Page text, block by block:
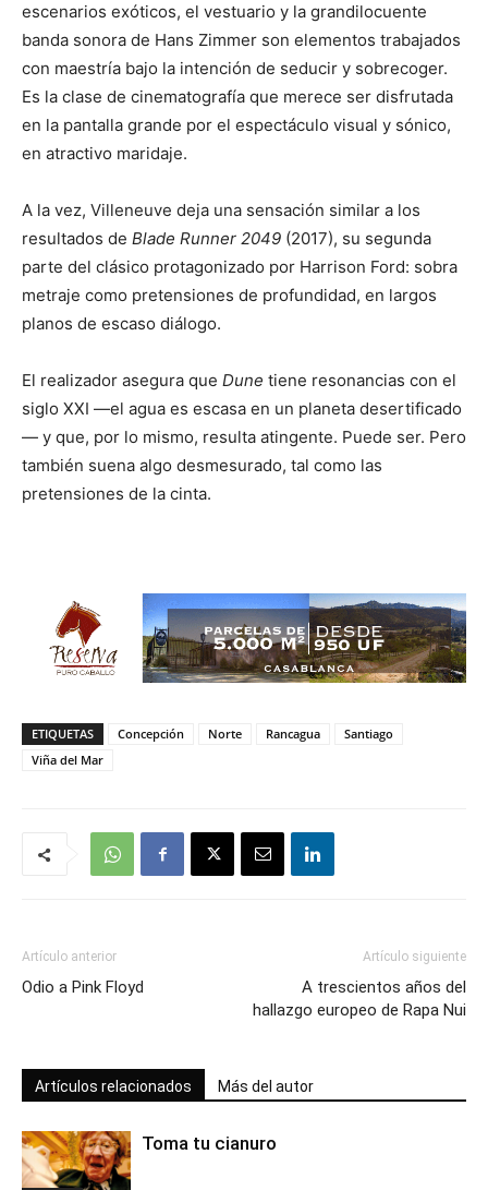
escenarios exóticos, el vestuario y la grandilocuente
banda sonora de Hans Zimmer son elementos trabajados
con maestría bajo la intención de seducir y sobrecoger.
Es la clase de cinematografía que merece ser disfrutada
en la pantalla grande por el espectáculo visual y sónico,
en atractivo maridaje.
A la vez, Villeneuve deja una sensación similar a los
resultados de Blade Runner 2049 (2017), su segunda
parte del clásico protagonizado por Harrison Ford: sobra
metraje como pretensiones de profundidad, en largos
planos de escaso diálogo.
El realizador asegura que Dune tiene resonancias con el
siglo XXI —el agua es escasa en un planeta desertificado
— y que, por lo mismo, resulta atingente. Puede ser. Pero
también suena algo desmesurado, tal como las
pretensiones de la cinta.
ETIQUETAS Concepción Norte Rancagua
Santiago
Viña del Mar
Artículo anterior
Odio a Pink Floyd
Artículo siguiente
A trescientos años del
hallazgo europeo de Rapa Nui
Artículos relacionados Más del autor
Toma tu cianuro